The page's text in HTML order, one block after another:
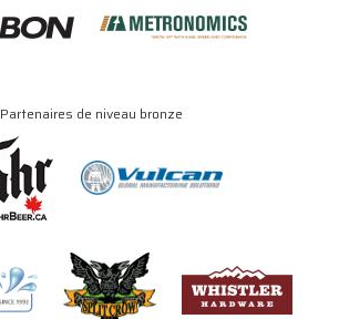
Partenaires de niveau bronze